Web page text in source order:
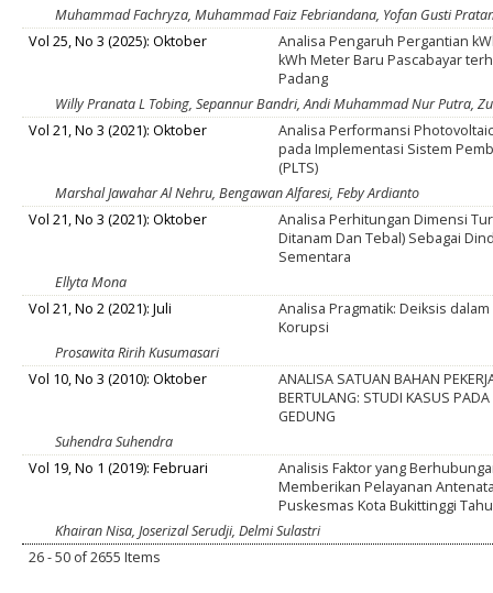
Muhammad Fachryza, Muhammad Faiz Febriandana, Yofan Gusti
Vol 25, No 3 (2025): Oktober
Analisa Pengaruh Pergantian
kWh Meter Baru Pascabayar
Padang
Willy Pranata L Tobing, Sepannur Bandri, Andi Muhammad Nur Putra,
Vol 21, No 3 (2021): Oktober
Analisa Performansi
pada Implementasi Sistem
(PLTS)
Marshal Jawahar Al Nehru, Bengawan Alfaresi, Feby Ardianto
Vol 21, No 3 (2021): Oktober
Analisa Perhitungan Dimensi
Ditanam Dan Tebal) Sebagai
Sementara
Ellyta Mona
Vol 21, No 2 (2021): Juli
Analisa Pragmatik: Deiksis
Korupsi
Prosawita Ririh Kusumasari
Vol 10, No 3 (2010): Oktober
ANALISA SATUAN BAHAN
BERTULANG: STUDI KASUS
GEDUNG
Suhendra Suhendra
Vol 19, No 1 (2019): Februari
Analisis Faktor yang
Memberikan Pelayanan
Puskesmas Kota Bukittinggi
Khairan Nisa, Joserizal Serudji, Delmi Sulastri
26 - 50 of 2655 Items